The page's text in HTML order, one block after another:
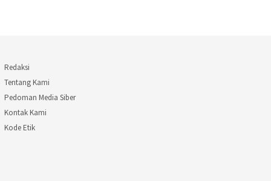
Redaksi
Tentang Kami
Pedoman Media Siber
Kontak Kami
Kode Etik